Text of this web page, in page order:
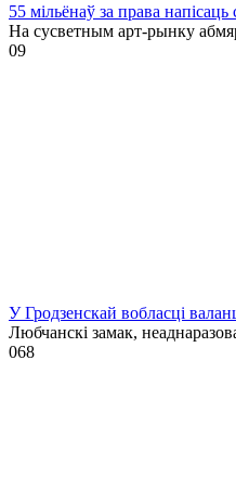
55 мільёнаў за права
На сусветным арт-рынку
09
У Гродзенскай вобласці
Любчанскі замак,
068